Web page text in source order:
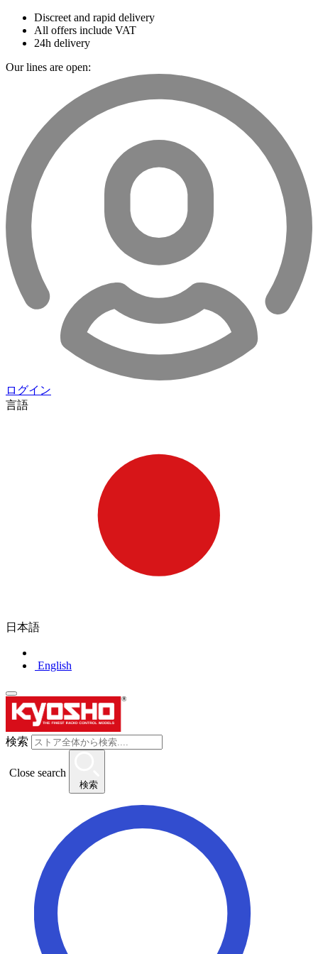
Discreet and rapid delivery
All offers include VAT
24h delivery
Our lines are open:
ログイン
言語
日本語
English
検索
Close search
検索